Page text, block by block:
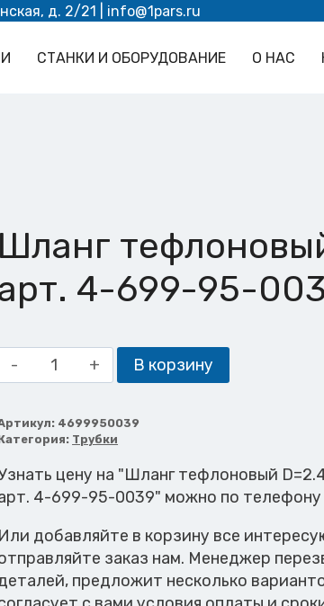
д. 2/21 | info@1pars.ru
СТАНКИ И ОБОРУДОВАНИЕ О НАС
Шланг
4-699-95-
Количество
товара
тефлоновый
D=2.4
В корзину
4699950039
Трубки
цену на "Шланг тефлоновый
4-699-95-0039" можно по
Или добавляйте в корзину все
заказ нам. Менеджер
предложит несколько